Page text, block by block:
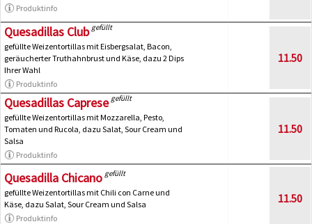
Produktinfo
Quesadillas Club gefüllt
gefüllte Weizentortillas mit Eisbergsalat, Bacon,
geräucherter Truthahnbrust und Käse, dazu 2 Dips
Ihrer Wahl
Produktinfo
11.50
Quesadillas Caprese gefüllt
gefüllte Weizentortillas mit Mozzarella, Pesto,
Tomaten und Rucola, dazu Salat, Sour Cream und
Salsa
Produktinfo
11.50
Quesadilla Chicano gefüllt
gefüllte Weizentortillas mit Chili con Carne und
Käse, dazu Salat, Sour Cream und Salsa
Produktinfo
11.50